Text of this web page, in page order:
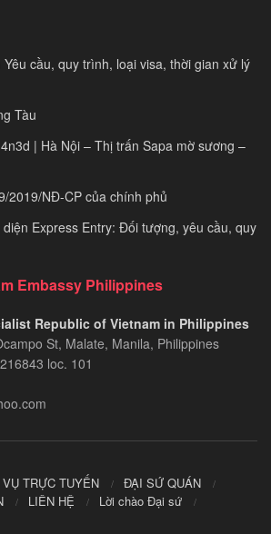
cầu, quy trình, loại visa, thời gian xử lý
Tàu
| Hà Nội – Thị trấn Sapa mờ sương –
2019/NĐ-CP của chính phủ
Express Entry: Đối tượng, yêu cầu, quy
Embassy Philippines
Republic of Vietnam in Philippines​
St, Malate, Manila, Philippines
loc. 101
VỤ TRỰC TUYẾN
ĐẠI SỨ QUÁN
LIÊN HỆ
Lời chào Đại sứ